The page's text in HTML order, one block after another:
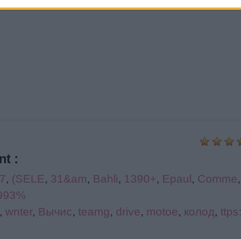
:
, (SELE, 31&am, Bahli, 1390+, Epaul , Comme,
, wnter, Вычис, teamg, drive, motoe, колод, ttps: